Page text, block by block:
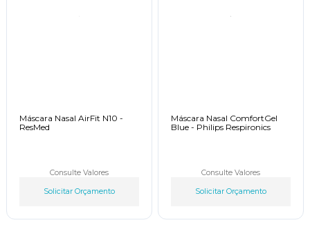
Máscara Nasal AirFit N10 -
ResMed
Consulte Valores
Solicitar Orçamento
Máscara Nasal ComfortGel
Blue - Philips Respironics
Consulte Valores
Solicitar Orçamento